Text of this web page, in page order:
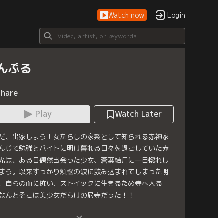
Watch now Login
ぷる
Play
Watch Later
、出家しよう！女たらしの家系として知られる赤神家
じて勉強とバイトに明け暮れる日々を過ごしていた赤
は、ある日偶然出会った少女、蒼葉結月に一目惚れし
う。以来すっかり煩悩の波に飲み込まれてしまった明
自らの血に抗い、ストイックに生きるため寺へ入る
んとそこは美少女だらけの尼寺だった！！